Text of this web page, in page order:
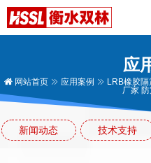
应
网站首页 应用案例
LRB橡胶
厂家
新闻动态 技术支持